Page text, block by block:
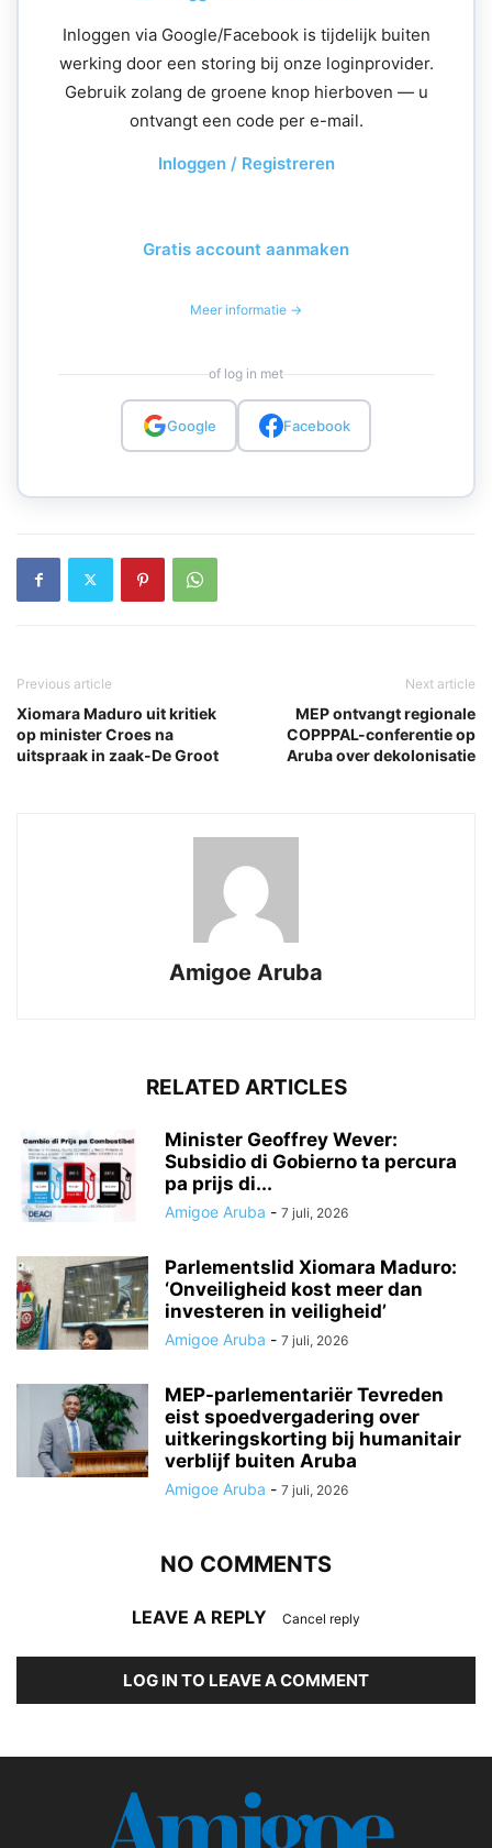
Inloggen via Google/Facebook is tijdelijk buiten
werking door een storing bij onze loginprovider.
Gebruik zolang de groene knop hierboven — u
ontvangt een code per e-mail.
Inloggen / Registreren
Gratis account aanmaken
Meer informatie →
of log in met
Google Facebook
Previous article
Xiomara Maduro uit kritiek
op minister Croes na
uitspraak in zaak-De Groot
Next article
MEP ontvangt regionale
COPPPAL-conferentie op
Aruba over dekolonisatie
Amigoe Aruba
RELATED ARTICLES
Minister Geoffrey Wever:
Subsidio di Gobierno ta percura
pa prijs di...
Amigoe Aruba - 7 juli, 2026
Parlementslid Xiomara Maduro:
‘Onveiligheid kost meer dan
investeren in veiligheid’
Amigoe Aruba - 7 juli, 2026
MEP-parlementariër Tevreden
eist spoedvergadering over
uitkeringskorting bij humanitair
verblijf buiten Aruba
Amigoe Aruba - 7 juli, 2026
NO COMMENTS
LEAVE A REPLY Cancel reply
LOG IN TO LEAVE A COMMENT